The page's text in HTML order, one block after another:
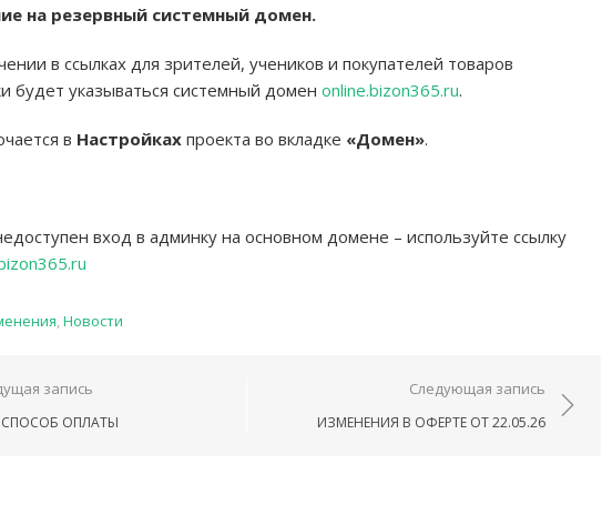
на резервный системный домен.
в ссылках для зрителей, учеников и покупателей товаров
будет указываться системный домен online.bizon365.ru.
в Настройках проекта во вкладке «Домен».
вход в админку на основном домене – используйте ссылку
,Новости
по записям
запись
ОПЛАТЫ
Следующая запись
ИЗМЕНЕНИЯ В ОФЕРТЕ ОТ 22.05.26